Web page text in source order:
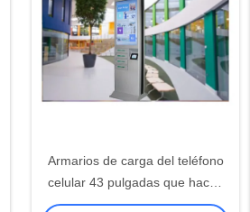
Armarios de carga del teléfono
celular 43 pulgadas que hacen
publicidad del soporte del piso